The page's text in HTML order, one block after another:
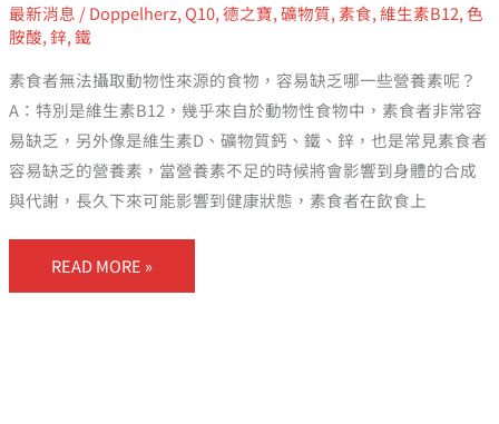
最新消息 /Doppelherz,Q10,德之寶,礦物質,素食,維生素B12,色
胺酸,鋅,鐵
素食者無法攝取動物性來源的食物，容易缺乏哪一些營養素呢？
A：特別是維生素B12，幾乎來自於動物性食物中，素食者非常容
易缺乏，另外像是維生素D、礦物質鈣、鐵、鋅，也是常見素食者
容易缺乏的營養素，當營養素不足的時候將會影響到身體的合成
與代謝，長久下來可能影響到健康狀態，素食者在飲食上
READ MORE »